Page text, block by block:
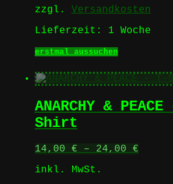
zzgl. Versandkosten
Lieferzeit: 1 Woche
erstmal aussuchenDieses
weist
mehrere
auf.
auf
ANARCHY &
Shirt
14,00 € – 24,00 €
inkl. MwSt.